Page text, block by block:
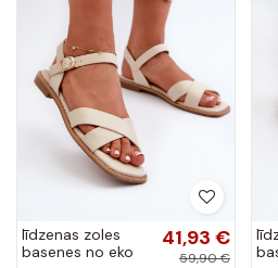
līdzenas zoles
basenes no eko
41,93 €
59,90 €